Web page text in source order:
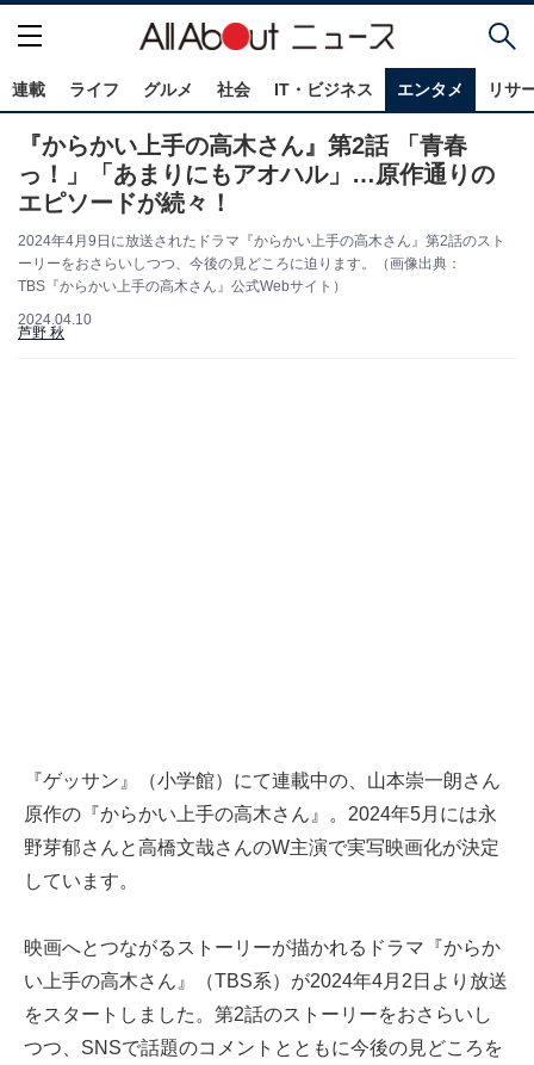
連載 ライフ グルメ 社会 IT・ビジネス エンタメ リサ
『からかい上手の高木さん』第2話 「青春
っ！」「あまりにもアオハル」…原作通りの
エピソードが続々！
2024年4月9日に放送されたドラマ『からかい上手の高木さん』第2話のスト
ーリーをおさらいしつつ、今後の見どころに迫ります。（画像出典：
TBS『からかい上手の高木さん』公式Webサイト）
2024.04.10
芦野 秋
『ゲッサン』（小学館）にて連載中の、山本崇一朗さん
原作の『からかい上手の高木さん』。2024年5月には永
野芽郁さんと高橋文哉さんのW主演で実写映画化が決定
しています。
映画へとつながるストーリーが描かれるドラマ『からか
い上手の高木さん』（TBS系）が2024年4月2日より放送
をスタートしました。第2話のストーリーをおさらいし
つつ、SNSで話題のコメントとともに今後の見どころを